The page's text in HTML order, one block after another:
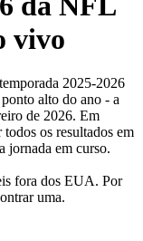
vivo
2025-2026
alto do ano - a
de 2026. Em
os resultados em
jornada em curso.
fora dos EUA. Por
uma.